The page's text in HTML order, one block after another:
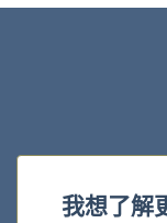
我想了解